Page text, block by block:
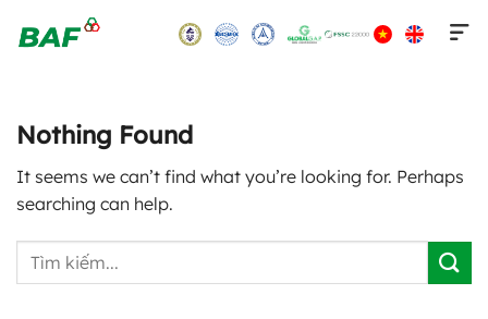
Nothing Found
It seems we can’t find what you’re looking for. Perhaps
searching can help.